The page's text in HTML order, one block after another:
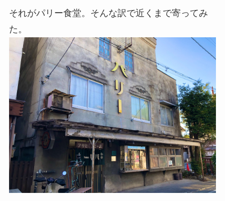
それがパリー食堂。そんな訳で近くまで寄ってみ
た。